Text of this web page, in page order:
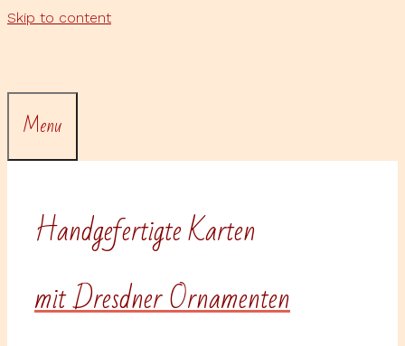
Skip to content
Menu
Handgefertigte Karten
mit Dresdner Ornamenten